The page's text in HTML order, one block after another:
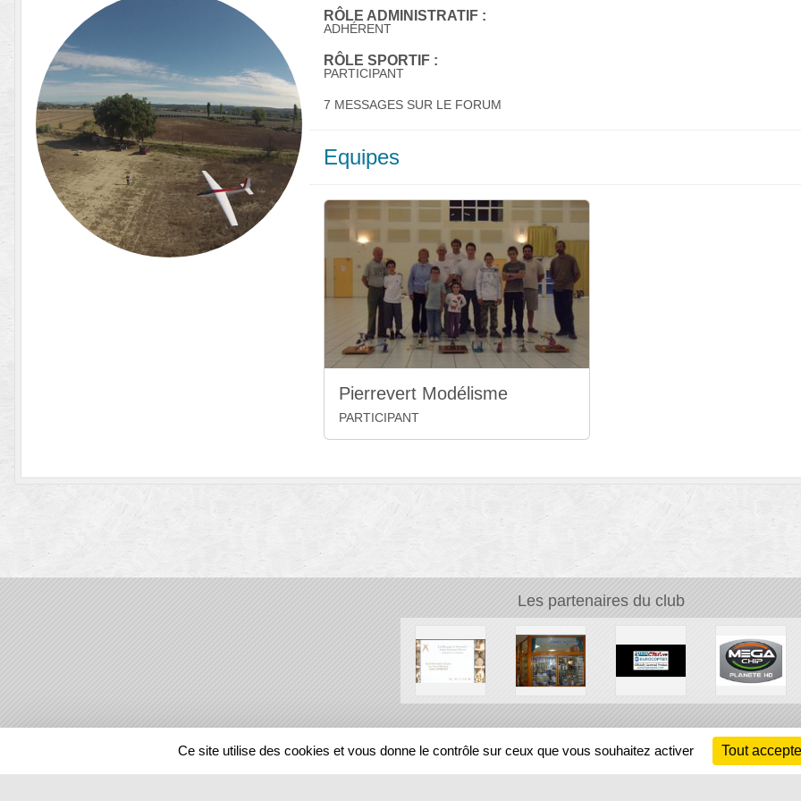
RÔLE ADMINISTRATIF :
ADHÉRENT
RÔLE SPORTIF :
PARTICIPANT
7 MESSAGES SUR LE FORUM
Equipes
Pierrevert Modélisme
PARTICIPANT
Les partenaires du club
REGIONS
Ce site utilise des cookies et vous donne le contrôle sur ceux que vous souhaitez activer Tout